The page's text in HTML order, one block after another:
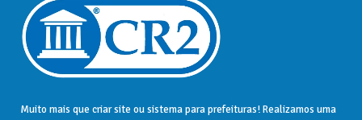
Muito mais que criar site ousistema para prefeituras! Realizamos uma